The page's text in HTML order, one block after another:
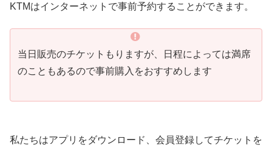
KTMはインターネットで事前予約することができます。
当日販売のチケットもりますが、日程によっては満席
のこともあるので事前購入をおすすめします
私たちはアプリをダウンロード、会員登録してチケットを